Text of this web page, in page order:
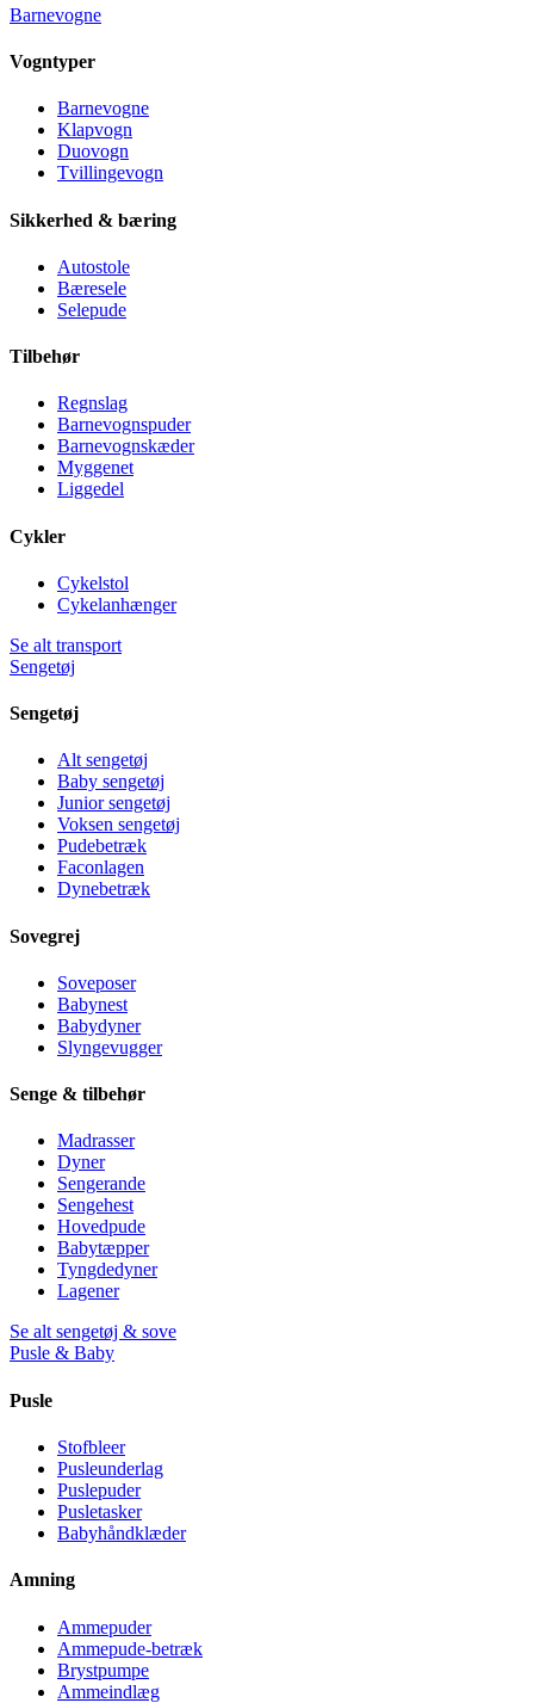
Barnevogne
Vogntyper
Barnevogne
Klapvogn
Duovogn
Tvillingevogn
Sikkerhed & bæring
Autostole
Bæresele
Selepude
Tilbehør
Regnslag
Barnevognspuder
Barnevognskæder
Myggenet
Liggedel
Cykler
Cykelstol
Cykelanhænger
Se alt transport
Sengetøj
Sengetøj
Alt sengetøj
Baby sengetøj
Junior sengetøj
Voksen sengetøj
Pudebetræk
Faconlagen
Dynebetræk
Sovegrej
Soveposer
Babynest
Babydyner
Slyngevugger
Senge & tilbehør
Madrasser
Dyner
Sengerande
Sengehest
Hovedpude
Babytæpper
Tyngdedyner
Lagener
Se alt sengetøj & sove
Pusle & Baby
Pusle
Stofbleer
Pusleunderlag
Puslepuder
Pusletasker
Babyhåndklæder
Amning
Ammepuder
Ammepude-betræk
Brystpumpe
Ammeindlæg